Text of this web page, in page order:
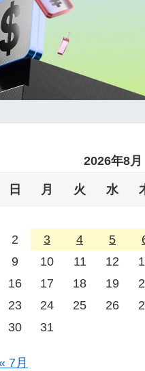
2026年8月
日 月 火 水
2
3 4 5
9
10 11 12
16
17 18 19
23
24 25 26
30
31
7月